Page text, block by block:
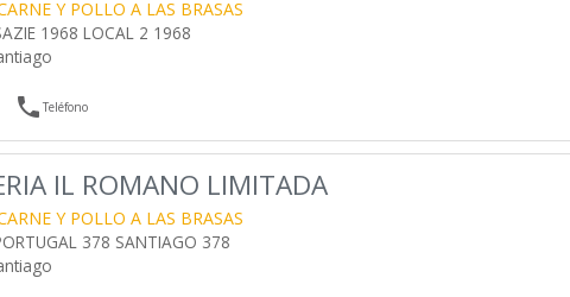
Y POLLO A LAS BRASAS
1968 LOCAL 2 1968
Teléfono
IL ROMANO LIMITADA
Y POLLO A LAS BRASAS
378 SANTIAGO 378